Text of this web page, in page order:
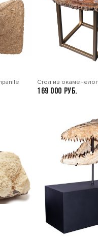
Стол из
169 000